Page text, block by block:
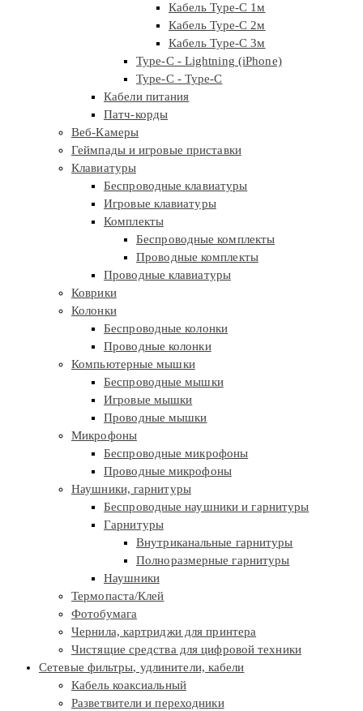
Кабель Type-C 1м
Кабель Type-C 2м
Кабель Type-C 3м
Type-C - Lightning (iPhone)
Type-C - Type-C
Кабели питания
Патч-корды
Веб-Камеры
Геймпады и игровые приставки
Клавиатуры
Беспроводные клавиатуры
Игровые клавиатуры
Комплекты
Беспроводные комплекты
Проводные комплекты
Проводные клавиатуры
Коврики
Колонки
Беспроводные колонки
Проводные колонки
Компьютерные мышки
Беспроводные мышки
Игровые мышки
Проводные мышки
Микрофоны
Беспроводные микрофоны
Проводные микрофоны
Наушники, гарнитуры
Беспроводные наушники и гарнитуры
Гарнитуры
Внутриканальные гарнитуры
Полноразмерные гарнитуры
Наушники
Термопаста/Клей
Фотобумага
Чернила, картриджи для принтера
Чистящие средства для цифровой техники
Сетевые фильтры, удлинители, кабели
Кабель коаксиальный
Разветвители и переходники